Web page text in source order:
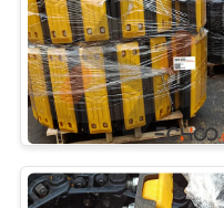
DEMANDEZ
UNE
CITATION
PLAN
Pièces
de train